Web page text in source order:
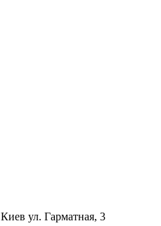
Киев ул. Гарматная, 3